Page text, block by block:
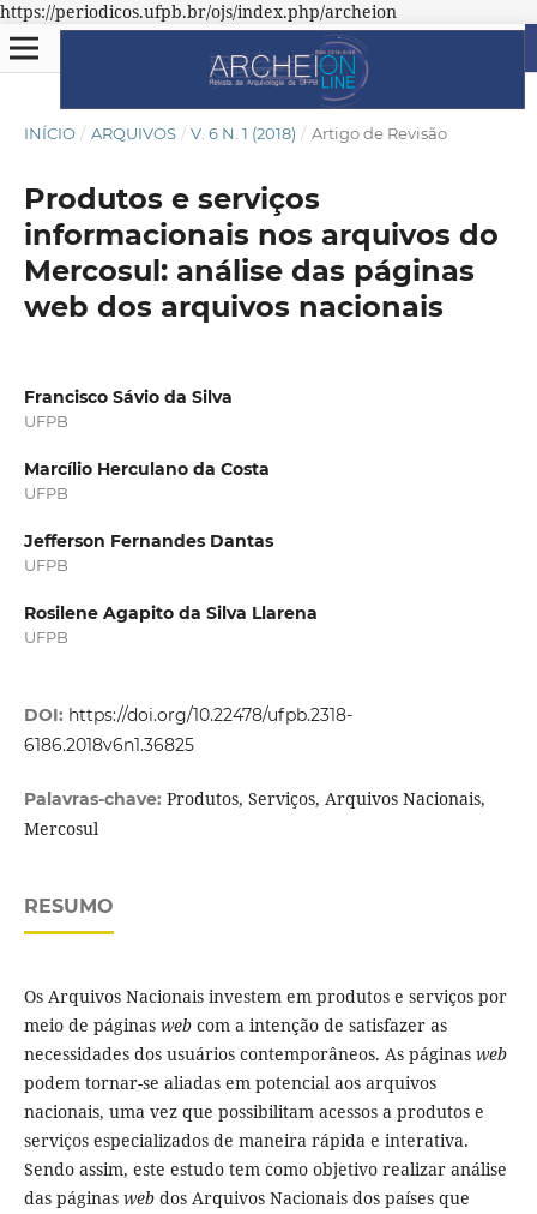
https://periodicos.ufpb.br/ojs/index.php/archeion
INÍCIO / ARQUIVOS / V. 6 N. 1 (2018) / Artigo de Revisão
Produtos e serviços
informacionais nos arquivos do
Mercosul: análise das páginas
web dos arquivos nacionais
Francisco Sávio da Silva
UFPB
Marcílio Herculano da Costa
UFPB
Jefferson Fernandes Dantas
UFPB
Rosilene Agapito da Silva Llarena
UFPB
DOI: https://doi.org/10.22478/ufpb.2318-
6186.2018v6n1.36825
Palavras-chave: Produtos, Serviços, Arquivos Nacionais,
Mercosul
RESUMO
Os Arquivos Nacionais investem em produtos e serviços por
meio de páginas web com a intenção de satisfazer as
necessidades dos usuários contemporâneos. As páginasweb
podem tornar-se aliadas em potencial aos arquivos
nacionais, uma vez que possibilitam acessos a produtos e
serviços especializados de maneira rápida e interativa.
Sendo assim, este estudo tem como objetivo realizar análise
das páginas webdos Arquivos Nacionais dos países que